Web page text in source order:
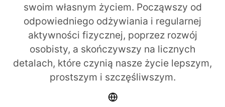
swoim własnym życiem. Począwszy od
odpowiedniego odżywiania i regularnej
aktywności fizycznej, poprzez rozwój
osobisty, a skończywszy na licznych
detalach, które czynią nasze życie lepszym,
prostszym i szczęśliwszym.